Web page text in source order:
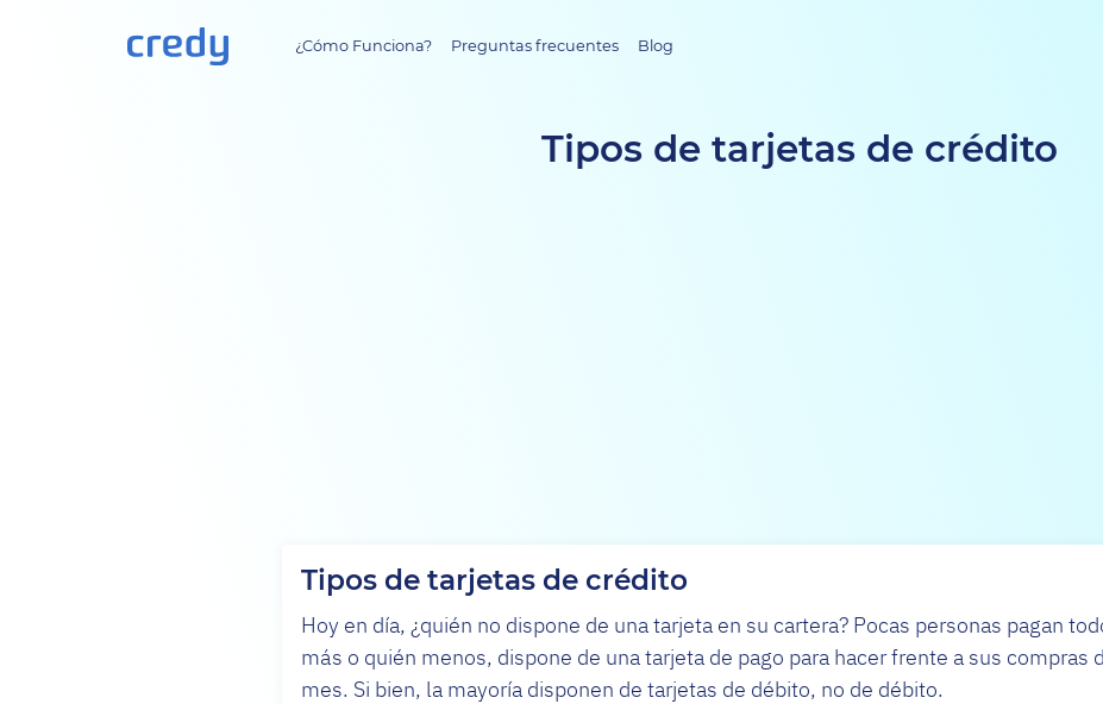
¿Cómo Funciona? Preguntas frecuentes Blog
Tipos de tarjetas de crédito
Tipos de tarjetas de crédito
Hoy en día, ¿quién no dispone de una tarjeta en su cartera? Pocas personas pagan
más o quién menos, dispone de una tarjeta de pago para hacer frente a sus compras
mes. Si bien, la mayoría disponen de tarjetas de débito, no de débito.